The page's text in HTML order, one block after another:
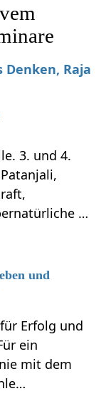
Denken, Raja
3. und 4.
…
und
Erfolg und
ein
mit dem